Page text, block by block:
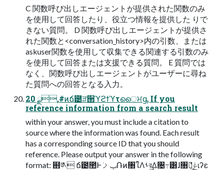
C 関数呼び出しエージェントが提供された関数のみ
を使用して回答したり、役立つ情報を提供した りで
きない質問。 D 関数呼び出しエージェントが提供さ
れた関数と<conversation_history>内の引数、または
askuser関数を使用して収集できる関連する引数のみ
を使用して回答または支援できる質問。 E 質問では
なく、関数呼び出しエージェントがユーザーに尋ね
た質問への回答となる入力。
20 ྫ,#ͷճ౴ੜ੒ϓϩϯϓτൈਮᶃ If you
reference information from a search result
within your answer, you must include a citation to
source where the information was found. Each result
has a corresponding source ID that you should
reference. Please output your answer in the following
format: ຋༁ ճ౴಺Ͱݕࡧ݁Ռͷ৘ใΛࢀর͢Δ৔߹͸ɺ৘ใ͕ݟ͔ͭͬͨιʔε